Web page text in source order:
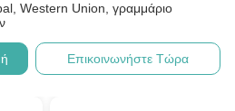
Western Union, γραμμάριο
Επικοινωνήστε Τώρα